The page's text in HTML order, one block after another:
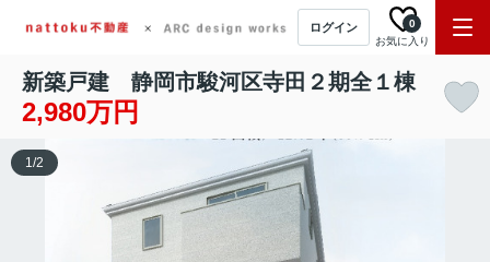
ログイン
お気に入り
0
新築戸建 静岡市駿河区寺田２期全１棟
2,980万円
1/2